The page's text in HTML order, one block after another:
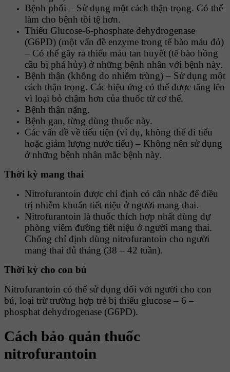
Bệnh phổi – Sử dụng một cách thận trọng. Có thể
làm cho bệnh tồi tệ hơn.
Thiếu Glucose-6-phosphate dehydrogenase
(G6PD) (một vấn đề enzyme trong tế bào máu đỏ)
– Có thể gây ra thiếu máu tan huyết (tế bào hồng
cầu bị phá hủy) ở những bệnh nhân với bệnh này.
Bệnh thận (không do nhiễm trùng) – Sử dụng một
cách thận trọng. Các hiệu ứng có thể được tăng lên
vì loại bỏ chậm hơn của thuốc từ cơ thể.
Bệnh thận nặng.
Bệnh gan, từng dùng thuốc này.
Các vấn đề về tiểu tiện (ví dụ, không thể đi tiểu
hoặc giảm lượng nước tiểu) – Không nên sử dụng
ở những bệnh nhân mắc bệnh này.
Thời kỳ mang thai
Nitrofurantoin được chỉ định có cân nhắc để điều
trị nhiễm khuẩn tiết niệu ở người mang thai.
Nitrofurantoin là thuốc thích hợp nhất dùng dự
phòng viêm đường tiết niệu ở người mang thai.
Chống chỉ định dùng nitrofurantoin cho người
mang thai đủ tháng (38 – 42 tuần).
Thời kỳ cho con bú
Nitrofurantoin có thể sử dụng đối với người cho con
bú, loại trừ trường hợp trẻ bị thiếu glucose – 6 –
phosphat dehydrogenase (G6PD).
Cách bảo quản thuốc
nitrofurantoin